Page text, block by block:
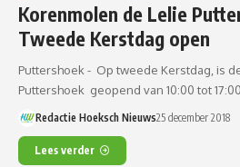
Korenmolen de Lelie
Tweede Kerstdag open
Puttershoek - Op tweede Kerstdag, is
Puttershoek geopend van 10:00 tot
Redactie Hoeksch Nieuws25 december 2018
Lees verder